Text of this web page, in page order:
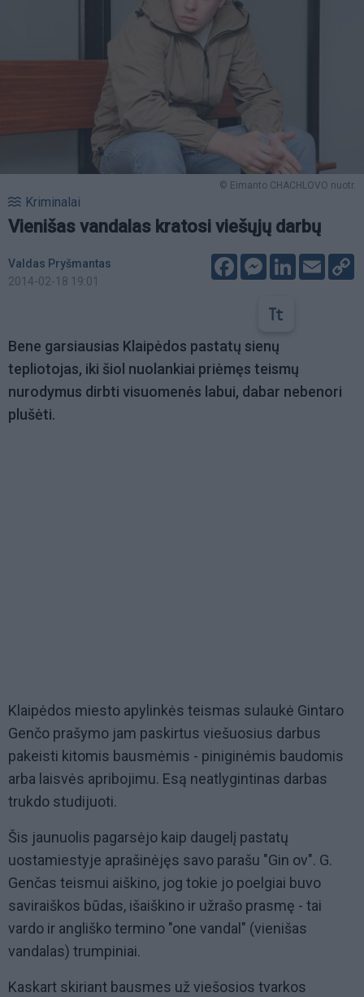
© Eimanto CHACHLOVO nuotr.
Kriminalai
Vienišas vandalas kratosi viešųjų darbų
Valdas Pryšmantas
2014-02-18 19:01
FacebookMessenger
LinkedIn
Email
Bene garsiausias Klaipėdos pastatų sienų
tepliotojas, iki šiol nuolankiai priėmęs teismų
nurodymus dirbti visuomenės labui, dabar nebenori
plušėti.
Klaipėdos miesto apylinkės teismas sulaukė Gintaro
Genčo prašymo jam paskirtus viešuosius darbus
pakeisti kitomis bausmėmis - piniginėmis baudomis
arba laisvės apribojimu. Esą neatlygintinas darbas
trukdo studijuoti.
Šis jaunuolis pagarsėjo kaip daugelį pastatų
uostamiestyje aprašinėjęs savo parašu "Gin ov". G.
Genčas teismui aiškino, jog tokie jo poelgiai buvo
saviraiškos būdas, išaiškino ir užrašo prasmę - tai
vardo ir angliško termino "one vandal" (vienišas
vandalas) trumpiniai.
Kaskart skiriant bausmes už viešosios tvarkos